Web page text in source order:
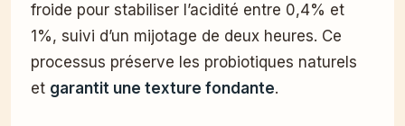
froide pour stabiliser l’acidité entre 0,4% et
1%, suivi d’un mijotage de deux heures. Ce
processus préserve les probiotiques naturels
et garantit une texture fondante.